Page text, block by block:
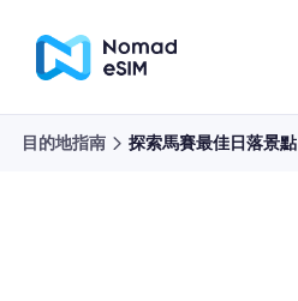
目的地指南 探索馬賽最佳日落景點